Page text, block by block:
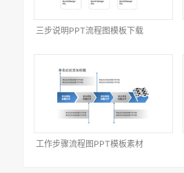
三步说明PPT流程图模板下载
工作步骤流程图PPT模板素材